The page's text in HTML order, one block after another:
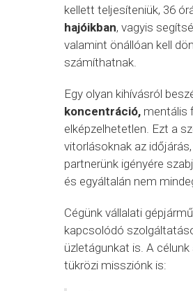
kellett teljesíteniük, 36
hajóikban, vagyis
valamint önállóan kell
számíthatnak.
Egy olyan kihívásról
koncentráció, mentális
elképzelhetetlen. Ezt a
vitorlásoknak az
partnerünk igényére
és egyáltalán nem
Cégünk vállalati
kapcsolódó
üzletágunkat is. A
tükrözi missziónk is: